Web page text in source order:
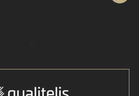
Accéder à mon compte